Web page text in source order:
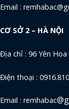
Email :
CƠ SỞ 2 – HÀ NỘI
Địa chỉ : 96 Yên
Điện thoại :
Email : remhabac